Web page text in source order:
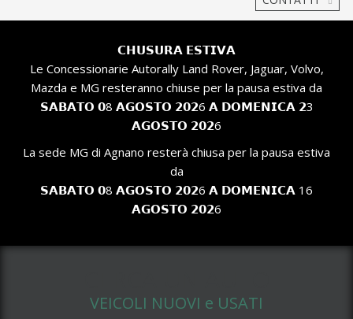
𝗖𝗛𝗨𝗦𝗨𝗥𝗔 𝗘𝗦𝗧𝗜𝗩𝗔
Le Concessionarie Autorally Land Rover, Jaguar, Volvo,
Mazda e MG resteranno chiuse per la pausa estiva da
𝗦𝗔𝗕𝗔𝗧𝗢 𝟬8 𝗔𝗚𝗢𝗦𝗧𝗢 𝟮𝟬𝟮6 𝗔 𝗗𝗢𝗠𝗘𝗡𝗜𝗖𝗔 𝟮3
𝗔𝗚𝗢𝗦𝗧𝗢 𝟮𝟬𝟮6
La sede MG di Agnano resterà chiusa per la pausa estiva
da
𝗦𝗔𝗕𝗔𝗧𝗢 𝟬8 𝗔𝗚𝗢𝗦𝗧𝗢 𝟮𝟬𝟮6 𝗔 𝗗𝗢𝗠𝗘𝗡𝗜𝗖𝗔 16
𝗔𝗚𝗢𝗦𝗧𝗢 𝟮𝟬𝟮6
VEICOLI NUOVI e USATI